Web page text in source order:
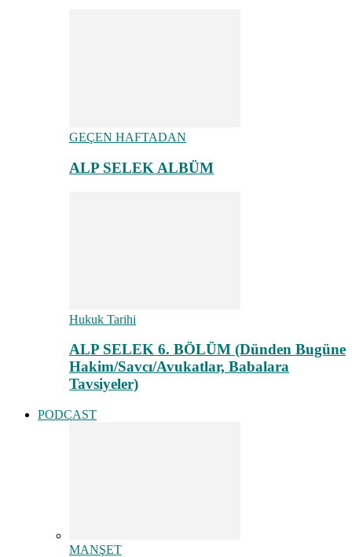
GEÇEN HAFTADAN
ALP SELEK ALBÜM
Hukuk Tarihi
ALP SELEK 6. BÖLÜM (Dünden Bugüne
Hakim/Savcı/Avukatlar, Babalara
Tavsiyeler)
PODCAST
MANŞET